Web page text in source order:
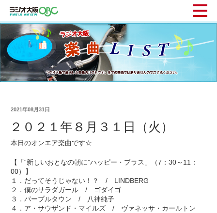
2021年08月31日
２０２１年８月３１日（火）
本日のオンエア楽曲です☆
【「“新しいおとなの朝に”ハッピー・プラス」（7：30～11：
00）】
１．だってそうじゃない！？ / LINDBERG
２．僕のサラダガール / ゴダイゴ
３．パープルタウン / 八神純子
４．ア・サウザンド・マイルズ / ヴァネッサ・カールトン